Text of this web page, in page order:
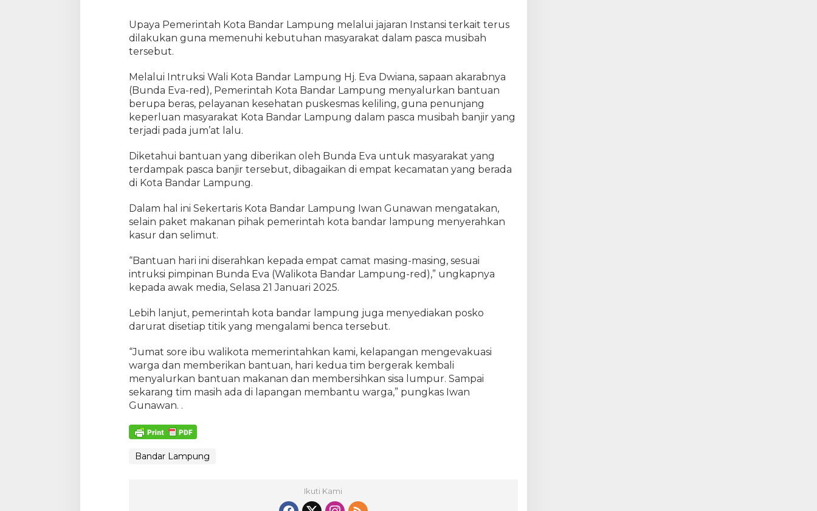
t
T
e
n
a
D
a
k
j
i
Upaya Pemerintah Kota Bandar Lampung melalui jajaran Instansi terkait terus
dilakukan guna memenuhi kebutuhan masyarakat dalam pasca musibah
tersebut.
Melalui Intruksi Wali Kota Bandar Lampung Hj. Eva Dwiana, sapaan akarabnya
(Bunda Eva-red), Pemerintah Kota Bandar Lampung menyalurkan bantuan
berupa beras, pelayanan kesehatan puskesmas keliling, guna penunjang
keperluan masyarakat Kota Bandar Lampung dalam pasca musibah banjir yang
terjadi pada jum’at lalu.
Diketahui bantuan yang diberikan oleh Bunda Eva untuk masyarakat yang
terdampak pasca banjir tersebut, dibagaikan di empat kecamatan yang berada
di Kota Bandar Lampung.
Dalam hal ini Sekertaris Kota Bandar Lampung Iwan Gunawan mengatakan,
selain paket makanan pihak pemerintah kota bandar lampung menyerahkan
kasur dan selimut.
“Bantuan hari ini diserahkan kepada empat camat masing-masing, sesuai
intruksi pimpinan Bunda Eva (Walikota Bandar Lampung-red),” ungkapnya
kepada awak media, Selasa 21 Januari 2025.
Lebih lanjut, pemerintah kota bandar lampung juga menyediakan posko
darurat disetiap titik yang mengalami benca tersebut.
“Jumat sore ibu walikota memerintahkan kami, kelapangan mengevakuasi
warga dan memberikan bantuan, hari kedua tim bergerak kembali
menyalurkan bantuan makanan dan membersihkan sisa lumpur. Sampai
sekarang tim masih ada di lapangan membantu warga,” pungkas Iwan
Gunawan. .
Bandar Lampung
Ikuti Kami